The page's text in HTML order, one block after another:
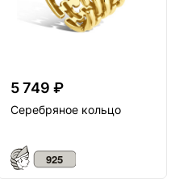
5 749 ₽
Серебряное кольцо